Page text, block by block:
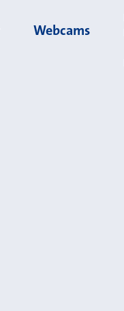
Webcams